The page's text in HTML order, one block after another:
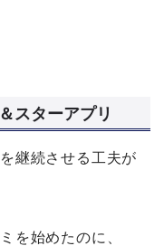
スターアプリ
継続させる工夫が
を始めたのに、